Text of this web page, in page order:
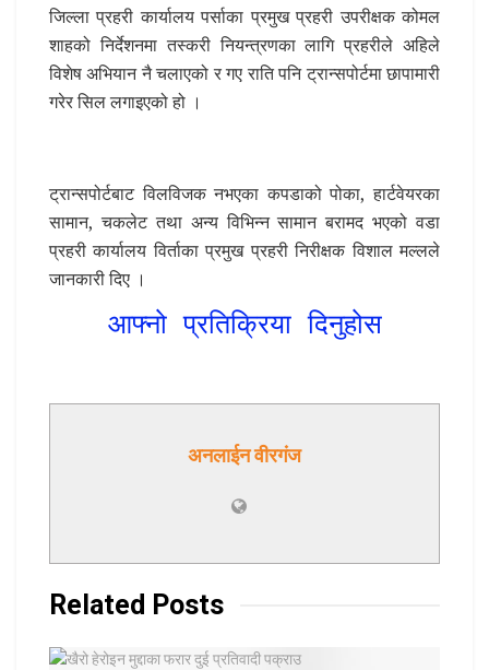
जिल्ला प्रहरी कार्यालय पर्साका प्रमुख प्रहरी उपरीक्षक कोमल
शाहको निर्देशनमा तस्करी नियन्त्रणका लागि प्रहरीले अहिले
विशेष अभियान नै चलाएको र गए राति पनि ट्रान्सपोर्टमा छापामारी
गरेर सिल लगाइएको हो ।
ट्रान्सपोर्टबाट विलविजक नभएका कपडाको पोका, हार्टवेयरका
सामान, चकलेट तथा अन्य विभिन्न सामान बरामद भएको वडा
प्रहरी कार्यालय विर्ताका प्रमुख प्रहरी निरीक्षक विशाल मल्लले
जानकारी दिए ।
आफ्नो प्रतिक्रिया दिनुहोस
अनलाईन वीरगंज
Related Posts